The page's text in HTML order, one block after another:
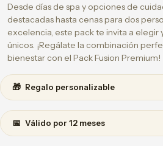
Desde días de spa y opciones de
destacadas hasta cenas para dos
excelencia, este pack te invita a
únicos. ¡Regálate la combinación
bienestar con el Pack Fusion Premium!
🎁 Regalo personalizable
📅 Válido por 12 meses